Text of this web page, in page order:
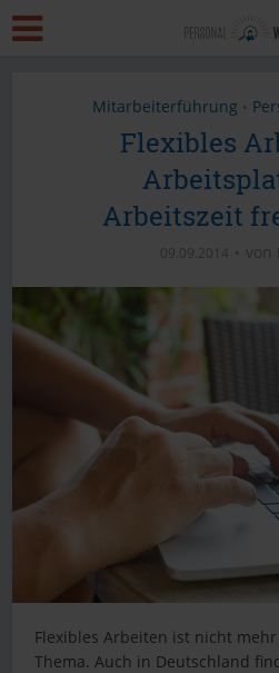
Mitarbeiterführung •
Flexibles
Arbeitszeit
09.09.2014 von
Flexibles Arbeiten ist nicht
Thema. Auch in Deutschland